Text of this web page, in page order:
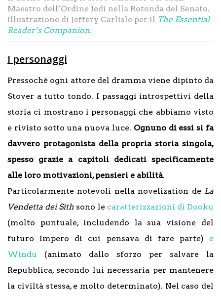
Maestro dell’Ordine Jedi nella Rotonda del Senato.
Illustrazione di Jeffery Carlisle per il The Essential
Reader’s Companion.
I personaggi
Pressoché ogni attore del dramma viene dipinto da
Stover a tutto tondo. I passaggi introspettivi della
storia ci mostrano i personaggi che abbiamo visto
e rivisto sotto una nuova luce. Ognuno di essi si fa
davvero protagonista della propria storia singola,
spesso grazie a capitoli dedicati specificamente
alle loro motivazioni, pensieri e abilità.
Particolarmente notevoli nella novelization de La
Vendetta dei Sith sono le caratterizzazioni di Dooku
(molto puntuale, includendo la sua visione del
futuro Impero di cui pensava di fare parte) e
Windu (animato dallo sforzo per salvare la
Repubblica, secondo lui necessaria per mantenere
la civiltà stessa, e molto determinato). Nel caso del